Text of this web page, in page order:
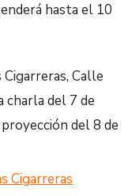
hasta el 10
Calle
charla del 7 de
del 8 de
Cigarreras